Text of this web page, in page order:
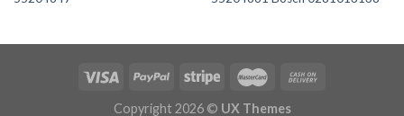
Copyright 2026 © UX Themes